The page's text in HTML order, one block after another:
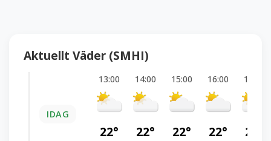
Aktuellt Väder (SMHI)
IDAG
13:00
22°
14:00
22°
15:00
22°
16:00
22°
17:00
21°